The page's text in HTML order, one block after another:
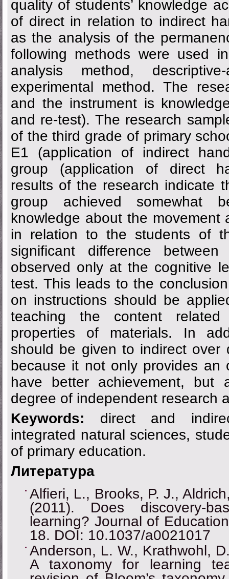
quality of students’ knowledge
of direct in relation to indirect
as the analysis of the
following methods were used
analysis method,
experimental method. The
and the instrument is
and re-test). The research
of the third grade of primary
E1 (application of indirect
group (application of direct
results of the research indicate
group achieved somewhat
knowledge about the movement
in relation to the students of
significant difference
observed only at the cognitive
test. This leads to the
on instructions should be
teaching the content
properties of materials. In
should be given to indirect over
because it not only provides an
have better achievement,
degree of independent research
Keywords: direct and
integrated natural sciences,
of primary education.
Литература
Alﬁeri, L., Brooks, P. J.,
(2011). Does discovery-
learning? Journal of
18. DOI: 10.1037/a0021017
Anderson, L. W., Krathwohl,
A taxonomy for learning